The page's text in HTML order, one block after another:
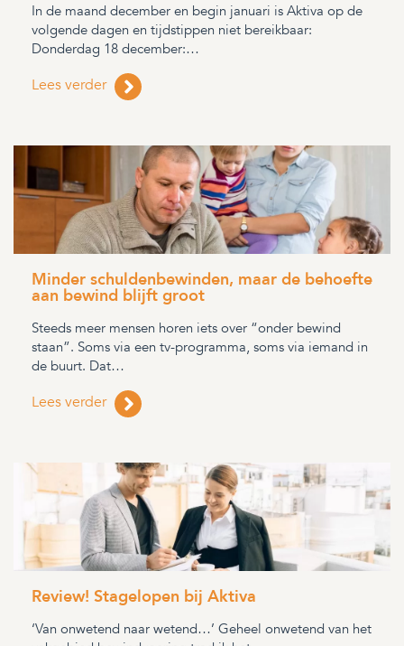
In de maand december en begin januari is Aktiva op de
volgende dagen en tijdstippen niet bereikbaar:
Donderdag 18 december:…
Lees verder
Minder schuldenbewinden, maar de behoefte
aan bewind blijft groot
Steeds meer mensen horen iets over “onder bewind
staan”. Soms via een tv-programma, soms via iemand in
de buurt. Dat…
Lees verder
Review! Stagelopen bij Aktiva
‘Van onwetend naar wetend…’ Geheel onwetend van het